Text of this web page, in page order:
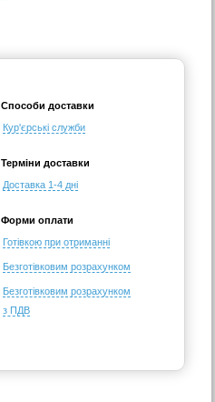
Способи доставки
Кур'єрські служби
Терміни доставки
Доставка 1-4 дні
Форми оплати
Готівкою при отриманні
Безготівковим розрахунком
Безготівковим розрахунком
з ПДВ